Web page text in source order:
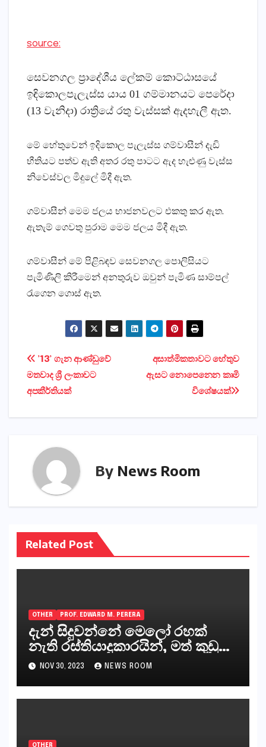
source:
සෙවනගල ප්‍රාදේශීය ලේකම් කොට්‌ඨාසයේ
ඉඳිකොලපැලැස්‌ස යාය 01 ගම්මානයට පෙරේදා
(13 වැනිදා) රාත්‍රියේ රතු වැස්‌සක්‌ ඇදහැලී ඇත.
මේ හේතුවෙන් ඉදිකොල පැලැස්‌ස ගම්වාසීන් දැඩි
භීතියට පත්ව ඇති අතර රතු පාටට ඇද හැළුණු වැස්‌ස
නිවෙස්‌වල මිදුලේ මිදී ඇත.
ගම්වාසීන් මෙම ජලය භාජනවලට එකතු කර ඇත.
ඇතැම් ගෙවතු පුරාම මෙම ජලය මිදී ඇත.
ගම්වාසීන් මේ පිළිබඳව සෙවනගල පොලිසියට
පැමිණිලි කිරීමෙන් අනතුරුව ඔවුන් පැමිණ සාම්පල්
රැගෙන ගොස්‌ ඇත.
Post
navigation
අසාත්මිකතාවට හේතුව
ඇසට නොපෙනෙන කෘමි
විශේෂයක්‌
’13’ ගැන ආණ්‌ඩුවේ
මතවාද ශ්‍රී ලංකාවට
අපකීර්තියක්‌
By News Room
Related Post
OTHER PROF. EDWARD M. PERERA
දැන් සිදුවන්නේ මෙලෝ රහක්
නැති රස්තියාදුකාරයින්, මත් කුඩු
ගෙන්වන්නන් සහ අලෙවි
කරන්නන්,කැලෑපාළුවන්, මහජන
නියෝජිතයින්
NOV 30, 2023 NEWS ROOM
OTHER